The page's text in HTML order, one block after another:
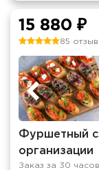
15 880 ₽
85
Фуршетный
организации
Заказ за 30